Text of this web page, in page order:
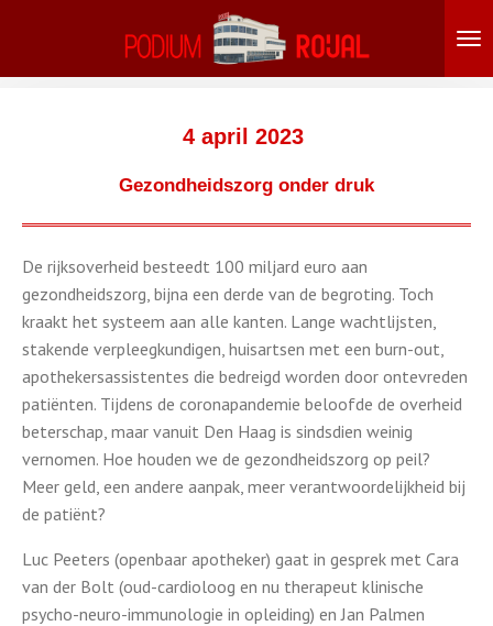
naar
4 april 2023
Gezondheidszorg onder druk
De rijksoverheid besteedt 100 miljard euro aan
gezondheidszorg, bijna een derde van de begroting. Toch
kraakt het systeem aan alle kanten. Lange wachtlijsten,
stakende verpleegkundigen, huisartsen met een burn-out,
apothekersassistentes die bedreigd worden door ontevreden
patiënten. Tijdens de coronapandemie beloofde de overheid
beterschap, maar vanuit Den Haag is sindsdien weinig
vernomen. Hoe houden we de gezondheidszorg op peil?
Meer geld, een andere aanpak, meer verantwoordelijkheid bij
de patiënt?
Luc Peeters (openbaar apotheker) gaat in gesprek met Cara
van der Bolt (oud-cardioloog en nu therapeut klinische
psycho-neuro-immunologie in opleiding) en Jan Palmen